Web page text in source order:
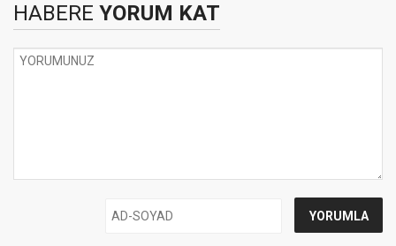
HABERE YORUM KAT